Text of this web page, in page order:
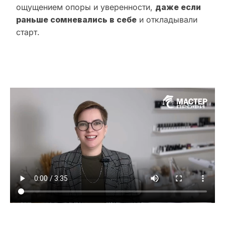
ощущением опоры и уверенности, даже если
раньше сомневались в себе и откладывали
старт.